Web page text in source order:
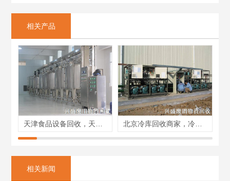
相关产品
相关新闻